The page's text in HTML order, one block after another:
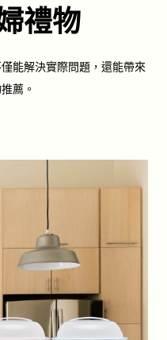
禮物
能解決實際問題，還能帶來
薦。